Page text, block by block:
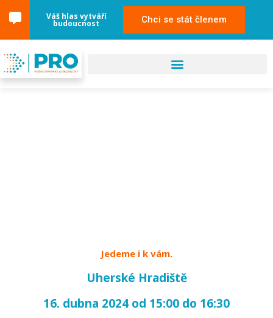
Váš hlas vytváří
budoucnost Chci se stát členem
Jedeme i k vám.
Uherské Hradiště
16. dubna 2024 od 15:00 do 16:30